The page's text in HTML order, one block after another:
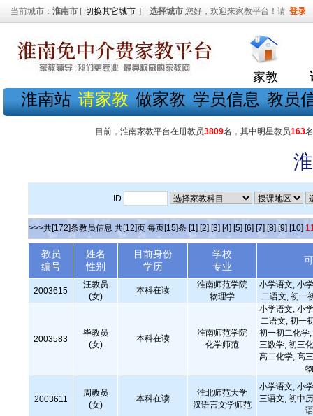
当前城市： 淮南市 [ 切换其它城市 ] 选择城市 您好，欢迎来家教平台！请 登录
家教
淮南站 请家教 做家教 学员信息 教员
目前，淮南家教平台在册教员3809名，其中明星教员163
ID
>>>共[172]条教员信息 共[12]页 每页[15]条 [1] [2] [3] [4] [5] [6] [7] [8] [9] [10]
教员
编号
姓名
性别
目前身份
学历
学校
专业
2003615
汪教员
(女)
本科在读
淮南师范学院
物理学
小学语文, 小
二语文, 初一
2003583
毕教员
(女)
本科在读
淮南师范学院
化学师范
小学语文, 小
二语文, 初一
初一初二化学
三数学, 初三
高二化学, 高
2003611
周教员
(女)
本科在读
淮北师范大学
汉语言文学师范
小学语文, 小
三语文, 初中